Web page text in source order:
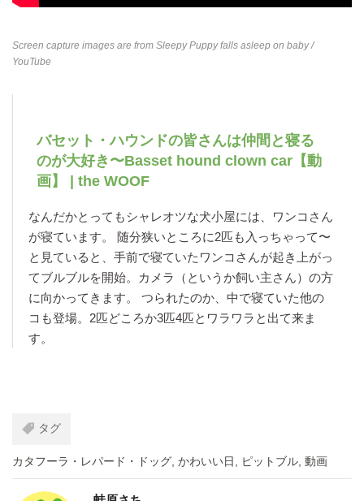
Screen capture images are from Sleepy Puppy falls asleep on baby/
YouTube
バセット・ハウンドの皆さんは仲間と寝る
のが大好き〜Basset hound clown car【動
画】 | the WOOF
なんだかとってもシャレオツな犬小屋には、ワンコさん
が寝ています。 随分狭いところに2匹も入っちゃって〜
と見ていると、手前で寝ていたワンコさんが起き上がっ
てブルブルを開始。カメラ（というか飼い主さん）の方
に向かってきます。 つられたのか、中で寝ていた他の
コも登場。2匹どころか3匹4匹とワラワラと出て来ま
す。
タグ
カタフーラ・レパード・ドッグ かわいい日 ピットブル 動画